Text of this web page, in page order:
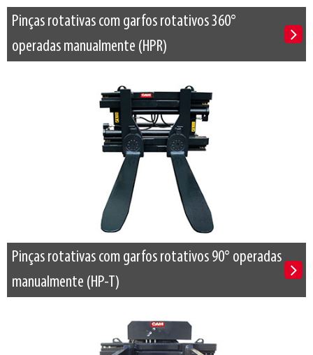
Pinças rotativas com garfos rotativos 360°
operadas manualmente (HPR)
Pinças rotativas com garfos rotativos 90° operadas
manualmente (HP-T)